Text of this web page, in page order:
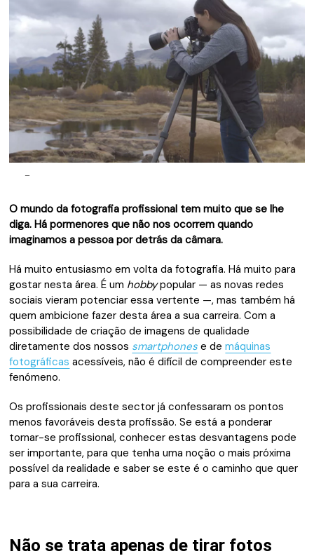
–
O mundo da fotografia profissional tem muito que se lhe
diga. Há pormenores que não nos ocorrem quando
imaginamos a pessoa por detrás da câmara.
Há muito entusiasmo em volta da fotografia. Há muito para
gostar nesta área. É um hobbypopular — as novas redes
sociais vieram potenciar essa vertente —, mas também há
quem ambicione fazer desta área a sua carreira. Com a
possibilidade de criação de imagens de qualidade
diretamente dos nossos smartphones e demáquinas
fotográficas acessíveis, não é difícil de compreender este
fenómeno.
Os profissionais deste sector já confessaram os pontos
menos favoráveis desta profissão. Se está a ponderar
tornar-se profissional, conhecer estas desvantagens pode
ser importante, para que tenha uma noção o mais próxima
possível da realidade e saber se este é o caminho que quer
para a sua carreira.
Não se trata apenas de tirar fotos